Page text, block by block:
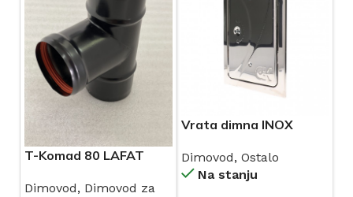
T-Komad 80 LAFAT
Dimovod, Dimovod za
Vrata dimna INOX
Dimovod, Ostalo
Na stanju